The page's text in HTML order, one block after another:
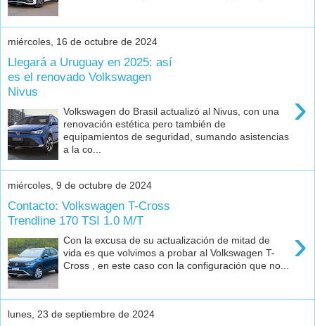
miércoles, 16 de octubre de 2024
Llegará a Uruguay en 2025: así
es el renovado Volkswagen
Nivus
›
Volkswagen do Brasil actualizó al Nivus, con una
renovación estética pero también de
equipamientos de seguridad, sumando asistencias
a la co...
miércoles, 9 de octubre de 2024
Contacto: Volkswagen T-Cross
Trendline 170 TSI 1.0 M/T
›
Con la excusa de su actualización de mitad de
vida es que volvimos a probar al Volkswagen T-
Cross , en este caso con la configuración que no...
lunes, 23 de septiembre de 2024